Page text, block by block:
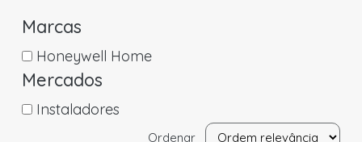
Marcas
Honeywell Home
Mercados
Instaladores
Ordenar